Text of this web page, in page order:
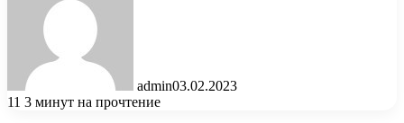
admin03.02.2023
11 3 минут на прочтение